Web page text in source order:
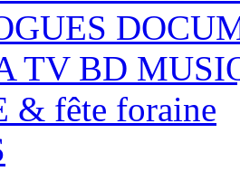
TV BD
& fête foraine